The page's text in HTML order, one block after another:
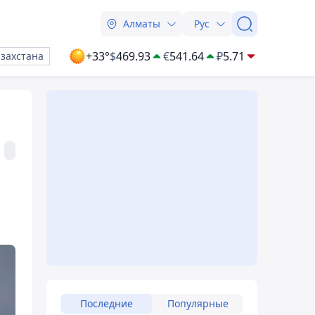
Алматы Рус
+33°$469.93 €541.64 ₽5.71
Последние Популярные